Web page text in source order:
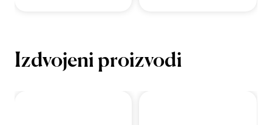
Izdvojeni proizvodi